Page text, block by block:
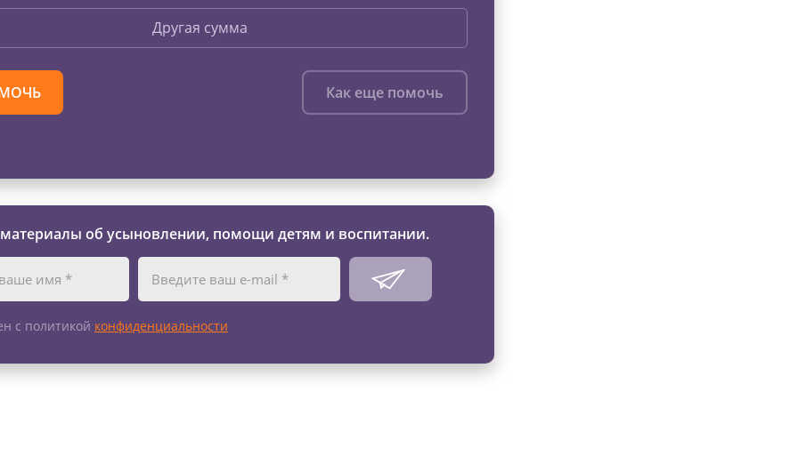
Другая сумма
Как еще помочь
об усыновлении, помощи детям и воспитании.
с политикой конфиденциальности